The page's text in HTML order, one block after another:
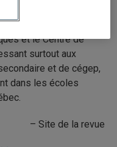
produite par
et le Centre de
surtout aux
et de cégep,
dans les écoles
– Site de la revue